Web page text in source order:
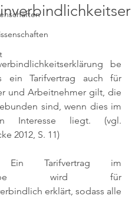
be
ein Tarifvertrag auch für
und Arbeitnehmer gilt, die
sind, wenn dies im
Interesse liegt. (vgl.
2012, S. 11)
Ein Tarifvertrag im
wird für
erklärt, sodass alle